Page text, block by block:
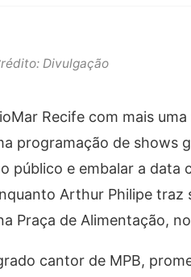
Divulgação
Recife com mais
programação de shows
público e embalar a data
Arthur Philipe traz
Praça de Alimentação,
cantor de MPB,